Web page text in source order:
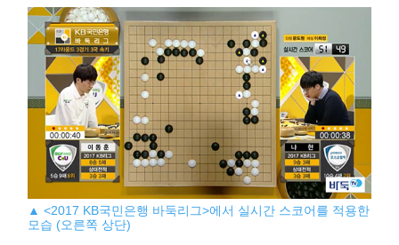
▲ <2017 KB국민은행 바둑리그>에서 실시간 스코어를 적용한
모습 (오른쪽 상단)